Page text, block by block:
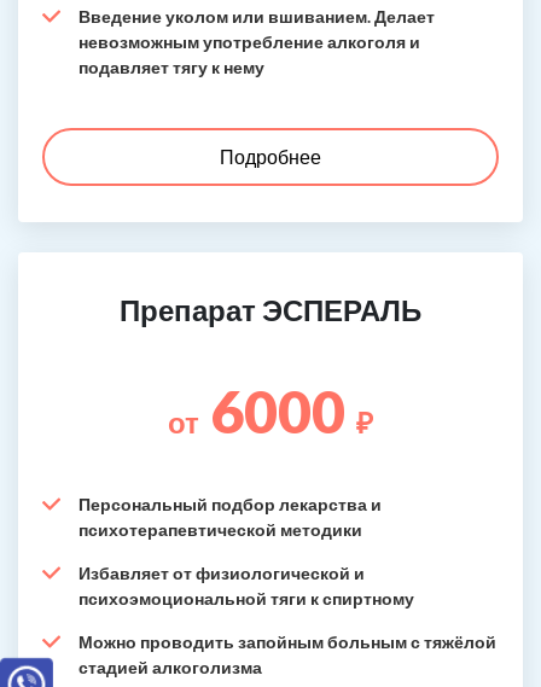
Введение уколом или вшиванием. Делает
невозможным употребление алкоголя и
подавляет тягу к нему
Подробнее
Препарат ЭСПЕРАЛЬ
от 6000 ₽
Персональный подбор лекарства и
психотерапевтической методики
Избавляет от физиологической и
психоэмоциональной тяги к спиртному
Можно проводить запойным больным с тяжёлой
стадией алкоголизма